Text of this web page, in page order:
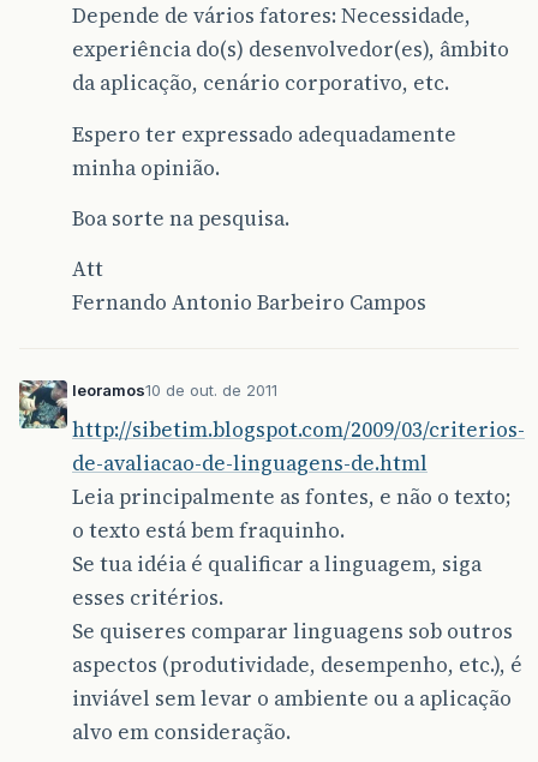
Depende de vários fatores: Necessidade,
experiência do(s) desenvolvedor(es), âmbito
da aplicação, cenário corporativo, etc.
Espero ter expressado adequadamente
minha opinião.
Boa sorte na pesquisa.
Att
Fernando Antonio Barbeiro Campos
leoramos10 de out. de 2011
http://sibetim.blogspot.com/2009/03/criterios-
de-avaliacao-de-linguagens-de.html
Leia principalmente as fontes, e não o texto;
o texto está bem fraquinho.
Se tua idéia é qualificar a linguagem, siga
esses critérios.
Se quiseres comparar linguagens sob outros
aspectos (produtividade, desempenho, etc.), é
inviável sem levar o ambiente ou a aplicação
alvo em consideração.